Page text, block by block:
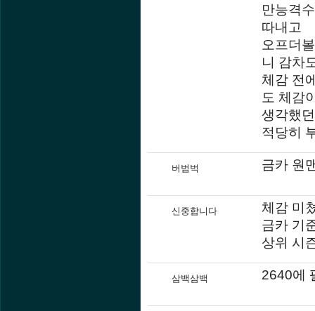
만능격
따내고
오프더
니 감차
체감 전
도 체감
생각했
적당히
버범벅 금카 원
신중합니다
체감 미
금카 기
상위 시
삼백삼백 2640에